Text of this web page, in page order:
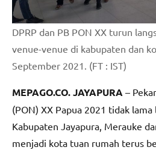
DPRP dan PB PON XX turun
venue-venue di kabupaten dan
September 2021. (FT : IST)
MEPAGO.CO. JAYAPURA –
(PON) XX Papua 2021 tidak
Kabupaten Jayapura, Merauke
menjadi kota tuan rumah terus